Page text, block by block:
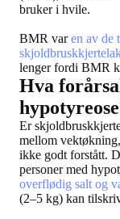
bruker i hvile.
BMR varen av de
lenger fordi BMR
Hva
Er
mellom
ikke godt forstått.
personer med
overflødig salt og
(2–5 kg) kan